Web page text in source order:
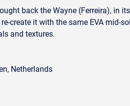
back the Wayne (Ferreira), in
create it with the same EVA mid-
and textures.
Netherlands